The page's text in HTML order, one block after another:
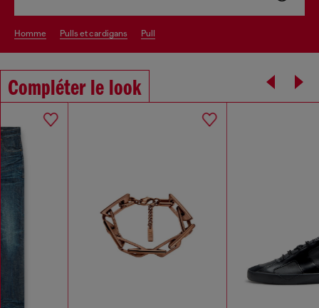
homme pulls et cardigans pull
Compléter le look